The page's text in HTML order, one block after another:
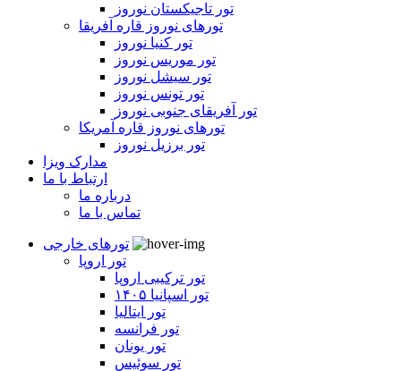
تور تاجیکستان نوروز
تورهای نوروز قاره آفریقا
تور کنیا نوروز
تور موریس نوروز
تور سیشل نوروز
تور تونس نوروز
تور آفریقای جنوبی نوروز
تورهای نوروز قاره آمریکا
تور برزیل نوروز
مدارک ویزا
ارتباط با ما
درباره ما
تماس با ما
تورهای خارجی
تور اروپا
تور ترکیبی اروپا
تور اسپانیا ۱۴۰۵
تور ایتالیا
تور فرانسه
تور یونان
تور سوئیس